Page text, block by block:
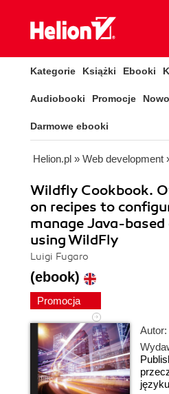
Kategorie Książki Ebooki
Audiobooki Promocje
Darmowe ebooki
Helion.pl » Web development
Wildfly Cookbook.
on recipes to
manage Java-
using WildFly
Luigi Fugaro
(ebook)
Promocja
Autor: